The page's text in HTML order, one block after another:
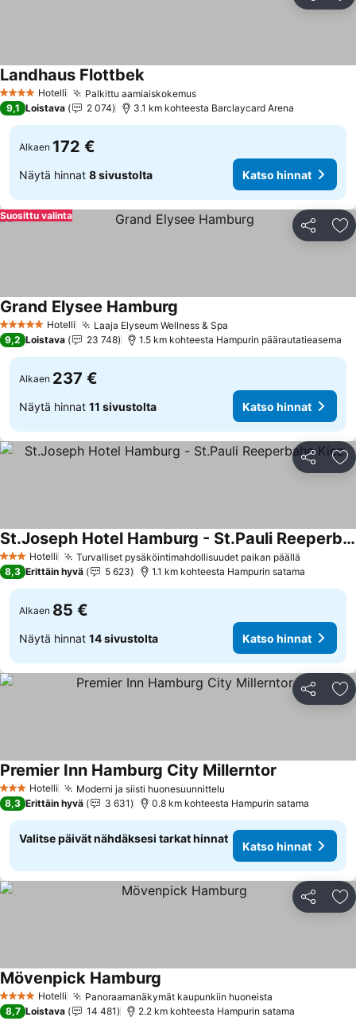
4 Tähtiluokitus
Hotelli Palkittu aamiaiskokemusKatso hinnat
Landhaus FlottbekKatso hinnat
9,1 Loistava 2 074 3.1 km kohteesta Barclaycard Arena
Alkaen 172 €
Näytä hinnat 8 sivustolta Katso hinnat
Jaa
Suosittu valinta
5 Tähtiluokitus
Hotelli Laaja Elyseum Wellness & Spa
Grand Elysee Hamburg
9,2 Loistava 23 748 1.5 km kohteesta Hampurin päärautatieasema
Alkaen 237 €
Näytä hinnat 11 sivustolta Katso hinnat
Jaa
3 Tähtiluokitus
Hotelli Turvalliset pysäköintimahdollisuudet paikan päällä
St.Joseph Hotel Hamburg - St.Pauli Reeperbahn Kiez
Katso hinnat
8,3 Erittäin hyvä 5 623 1.1 km kohteesta Hampurin satama
Alkaen 85 €
Näytä hinnat 14 sivustolta Katso hinnat
Jaa
3 Tähtiluokitus
Hotelli Moderni ja siisti huonesuunnittelu
Premier Inn Hamburg City Millerntor
8,3 Erittäin hyvä 3 631 0.8 km kohteesta Hampurin satama
Valitse päivät nähdäksesi tarkat hinnat
Katso hinnat
Jaa
4 Tähtiluokitus
Hotelli Panoraamanäkymät kaupunkiin huoneista
Mövenpick Hamburg
8,7 Loistava 14 481 2.2 km kohteesta Hampurin satama